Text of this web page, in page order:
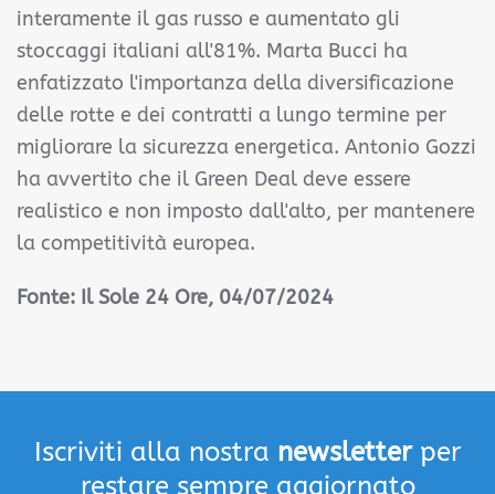
interamente il gas russo e aumentato gli
stoccaggi italiani all'81%. Marta Bucci ha
enfatizzato l'importanza della diversificazione
delle rotte e dei contratti a lungo termine per
migliorare la sicurezza energetica. Antonio Gozzi
ha avvertito che il Green Deal deve essere
realistico e non imposto dall'alto, per mantenere
la competitività europea.
Fonte: Il Sole 24 Ore, 04/07/2024
Iscriviti alla nostra newsletterper
restare sempre aggiornato